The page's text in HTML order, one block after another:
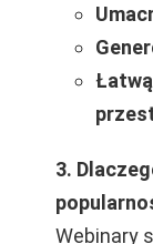
3.
Webinary